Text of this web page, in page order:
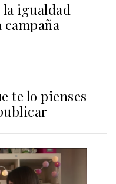
la igualdad
te lo pienses